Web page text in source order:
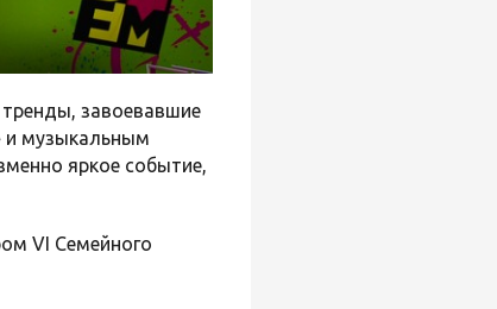
тренды, завоевавшие
и музыкальным
яркое событие,
VI Семейного